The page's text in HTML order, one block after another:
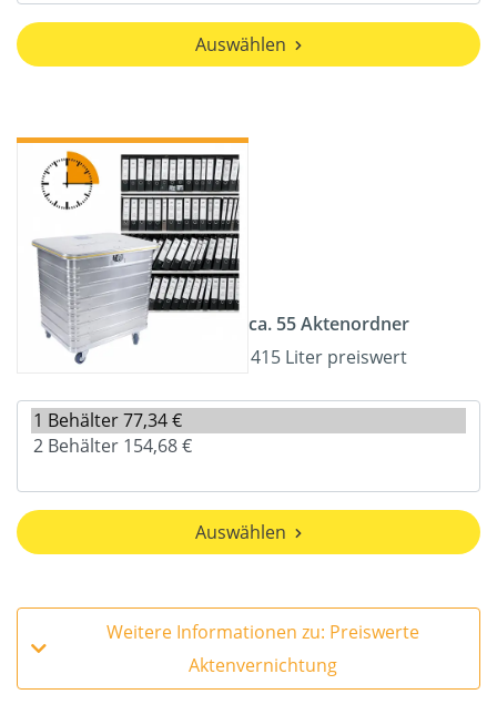
Auswählen
ca. 55 Aktenordner
415 Liter preiswert
Auswählen
Weitere Informationen zu: Preiswerte
Aktenvernichtung